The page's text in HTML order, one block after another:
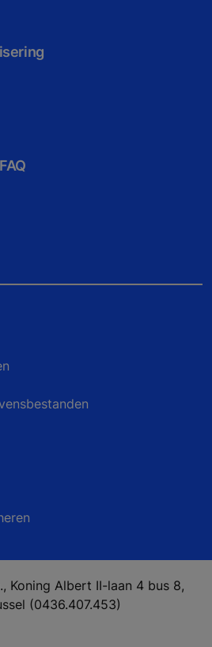
Koning Albert II-laan 4 bus 8,
(0436.407.453)